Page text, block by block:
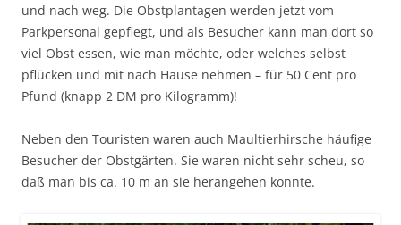
und nach weg. Die Obstplantagen werden jetzt vom
Parkpersonal gepflegt, und als Besucher kann man dort so
viel Obst essen, wie man möchte, oder welches selbst
pflücken und mit nach Hause nehmen – für 50 Cent pro
Pfund (knapp 2 DM pro Kilogramm)!
Neben den Touristen waren auch Maultierhirsche häufige
Besucher der Obstgärten. Sie waren nicht sehr scheu, so
daß man bis ca. 10 m an sie herangehen konnte.